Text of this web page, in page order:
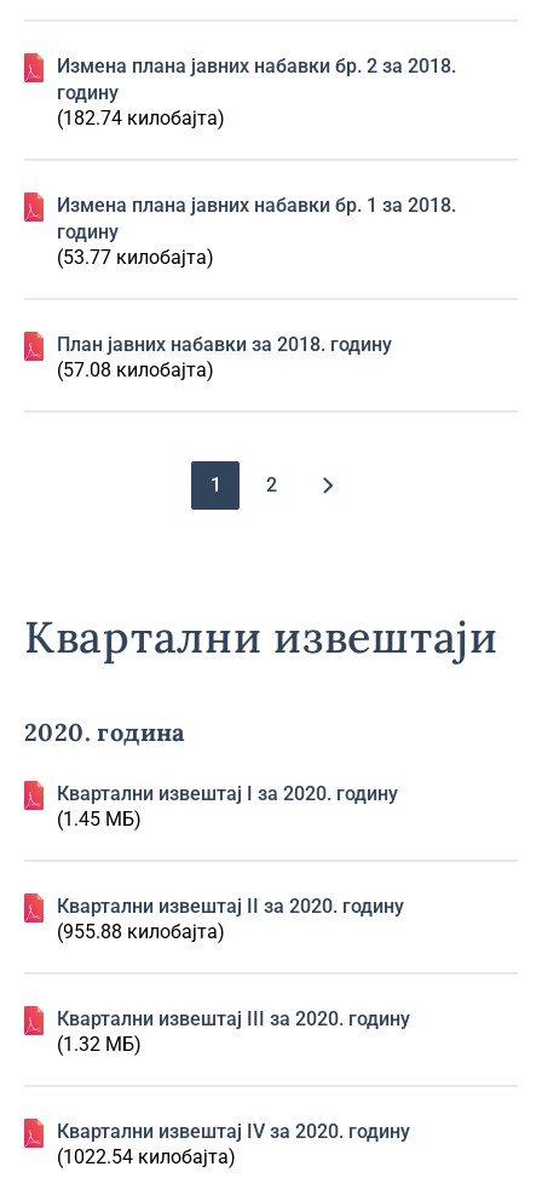
Изменa плана јавних набавки бр. 2 за 2018.
годину
(182.74 килобајта)
Изменa плана јавних набавки бр. 1 за 2018.
годину
(53.77 килобајта)
План јавних набавки за 2018. годину
(57.08 килобајта)
Pagination
1 2
Квартални извештаји
2020. година
Квартални извештај I за 2020. годину
(1.45 МБ)
Квартални извештај II за 2020. годину
(955.88 килобајта)
Квартални извештај III за 2020. годину
(1.32 МБ)
Квартални извештај IV за 2020. годину
(1022.54 килобајта)